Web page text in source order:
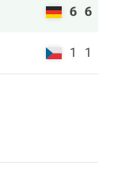
6 6
1 1